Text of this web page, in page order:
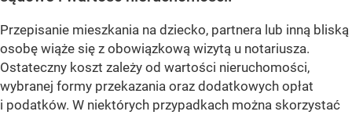
Przepisanie mieszkania na dziecko, partnera lub inną bliską
osobę wiąże się z obowiązkową wizytą u notariusza.
Ostateczny koszt zależy od wartości nieruchomości,
wybranej formy przekazania oraz dodatkowych opłat
i podatków. W niektórych przypadkach można skorzystać